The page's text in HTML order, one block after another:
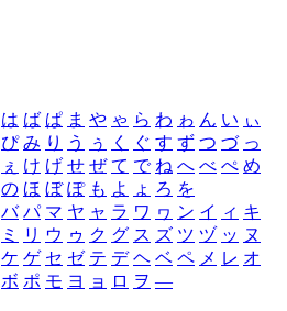
は ば ぱ ま や ゃ ら わ ゎ ん い ぃ
ぴ み り う ぅ く ぐ す ず つ づ っ
ぇ け げ せ ぜ て で ね へ べ ぺ め
の ほ ぼ ぽ も よ ょ ろ を
バ パ マ ヤ ャ ラ ワ ヮ ン イ ィ キ
ミ リ ウ ゥ ク グ ス ズ ツ ヅ ッ ヌ
ケ ゲ セ ゼ テ デ ヘ ベ ペ メ レ オ
ボ ポ モ ヨ ョ ロ ヲ ―